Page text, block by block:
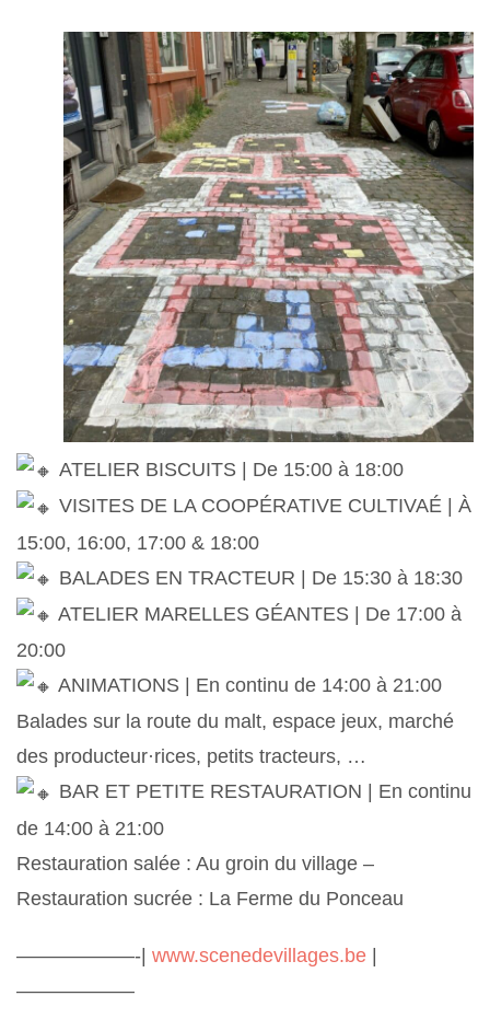
ATELIER BISCUITS | De 15:00 à 18:00
VISITES DE LA COOPÉRATIVE CULTIVAÉ | À
15:00, 16:00, 17:00 & 18:00
BALADES EN TRACTEUR | De 15:30 à 18:30
ATELIER MARELLES GÉANTES | De 17:00 à
20:00
ANIMATIONS | En continu de 14:00 à 21:00
Balades sur la route du malt, espace jeux, marché
des producteur·rices, petits tracteurs, …
BAR ET PETITE RESTAURATION | En continu
de 14:00 à 21:00
Restauration salée : Au groin du village –
Restauration sucrée : La Ferme du Ponceau
——————-| www.scenedevillages.be |
——————